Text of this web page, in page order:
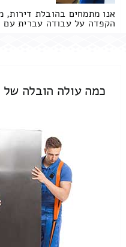
אנו מתמחים בהובלת דירות,
הקפדה על עבודה עברית
כמה עולה הובלה